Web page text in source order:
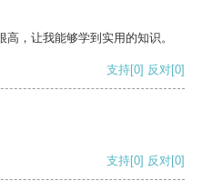
，让我能够学到实用的知识。
支持[0] 反对[0]
支持[0] 反对[0]